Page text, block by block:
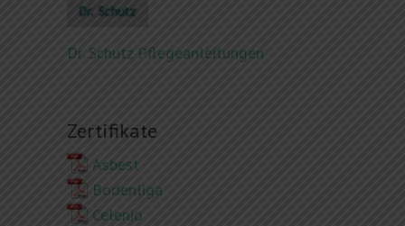
Dr. Schutz Pflegeanleitungen
Zertifikate
Asbest
Bodenliga
Celenio